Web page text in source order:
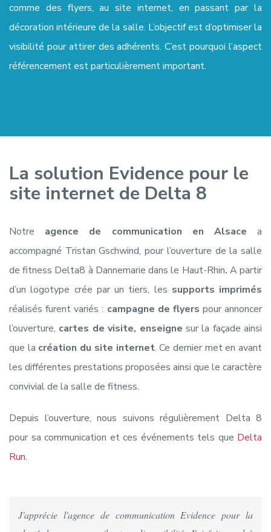
comme des flyers, au site internet, en passant par la
décoration intérieure de la salle. L’objectif est d’optimiser la
visibilité pour attirer des adhérents. C’est pourquoi l’aspect
référencement est particulièrement important.
La solution Evidence pour le
site internet de Delta 8
Notre agence de communication en Alsace a
accompagné Tristan Gschwind, pour l’ouverture de la salle
de fitness Delta8 à Dannemarie dans le Haut-Rhin. A partir
d’un logotype crée par un tiers, les supports imprimés
réalisés furent variés : campagne de flyers pour annoncer
l’ouverture, cartes de visite, enseigne sur la façade ainsi
que la création du site internet. Ce dernier met en avant
les différentes prestations proposées ainsi que le caractère
convivial de la salle de fitness.
Depuis l’ouverture, nous suivons régulièrement Delta 8
pour sa communication et ces événements tels que Delta
Run.
J'apprécie l'agence de communication Evidence pour la